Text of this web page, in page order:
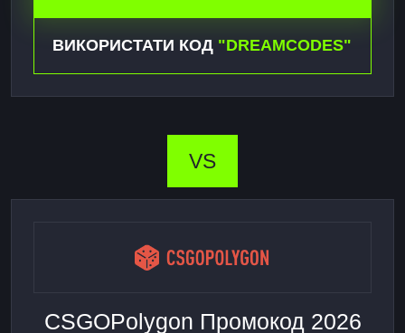
CSGOPolygon Промокод 2026
VS
ВИКОРИСТАТИ КОД "DREAMCODES"